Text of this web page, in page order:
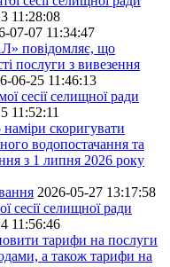
11:28:08
07-07 11:34:47
що
послуги з вивезення
06-25 11:46:13
сесії селищної ради
11:52:11
скоригувати
водопостачання та
з 1 липня 2026 року
2026-05-27 13:17:58
сесії селищної ради
11:56:46
тарифи на послуги
а також тарифи на